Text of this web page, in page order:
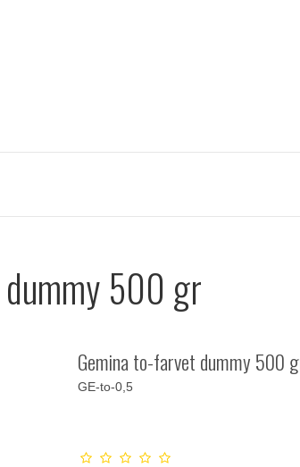
500 gr
Gemina to-farvet dummy 500
GE-to-0,5